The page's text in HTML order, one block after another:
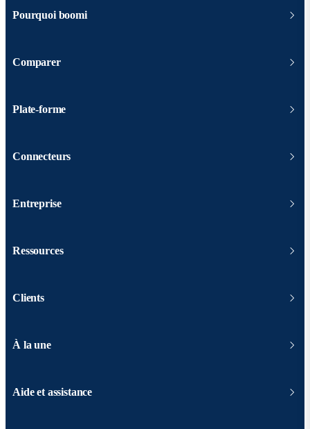
Pourquoi boomi
Comparer
Plate-forme
Connecteurs
Entreprise
Ressources
Clients
À la une
Aide et assistance